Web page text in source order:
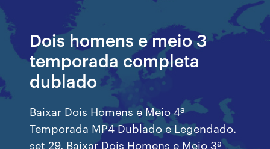
Dois homens e meio 3
temporada completa
dublado
Baixar Dois Homens e Meio 4ª
Temporada MP4 Dublado e Legendado.
set 29. Baixar Dois Homens e Meio 3ª